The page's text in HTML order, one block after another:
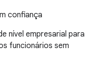
confiança
nível empresarial para
funcionários sem